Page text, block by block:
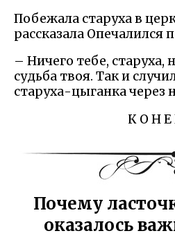
Побежала старуха в
рассказала Опечалился
– Ничего тебе, старуха,
судьба твоя. Так и
старуха-цыганка через
К О Н Е
Почему
оказалось